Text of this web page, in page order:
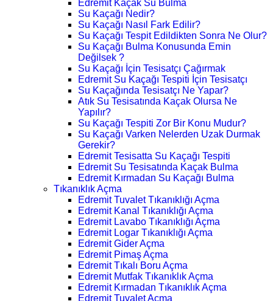
Edremit Kaçak Su Bulma
Su Kaçağı Nedir?
Su Kaçağı Nasıl Fark Edilir?
Su Kaçağı Tespit Edildikten Sonra Ne Olur?
Su Kaçağı Bulma Konusunda Emin
Değilsek ?
Su Kaçağı İçin Tesisatçı Çağırmak
Edremit Su Kaçağı Tespiti İçin Tesisatçı
Su Kaçağında Tesisatçı Ne Yapar?
Atık Su Tesisatında Kaçak Olursa Ne
Yapılır?
Su Kaçağı Tespiti Zor Bir Konu Mudur?
Su Kaçağı Varken Nelerden Uzak Durmak
Gerekir?
Edremit Tesisatta Su Kaçağı Tespiti
Edremit Su Tesisatında Kaçak Bulma
Edremit Kırmadan Su Kaçağı Bulma
Tıkanıklık Açma
Edremit Tuvalet Tıkanıklığı Açma
Edremit Kanal Tıkanıklığı Açma
Edremit Lavabo Tıkanıklığı Açma
Edremit Logar Tıkanıklığı Açma
Edremit Gider Açma
Edremit Pimaş Açma
Edremit Tıkalı Boru Açma
Edremit Mutfak Tıkanıklık Açma
Edremit Kırmadan Tıkanıklık Açma
Edremit Tuvalet Açma